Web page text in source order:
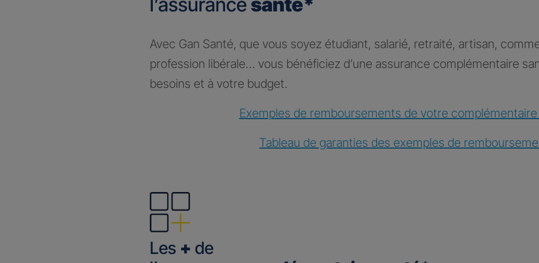
Avec Gan Santé, que vous soyez étudiant, salarié, retraité, artisan,
profession libérale… vous bénéficiez d’une assurance complémentaire
besoins et à votre budget.
Exemples de remboursements de votre
Tableau de garanties des exemples de
Les + de